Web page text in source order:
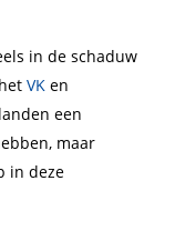
in de schaduw
VKen
een
maar
in deze